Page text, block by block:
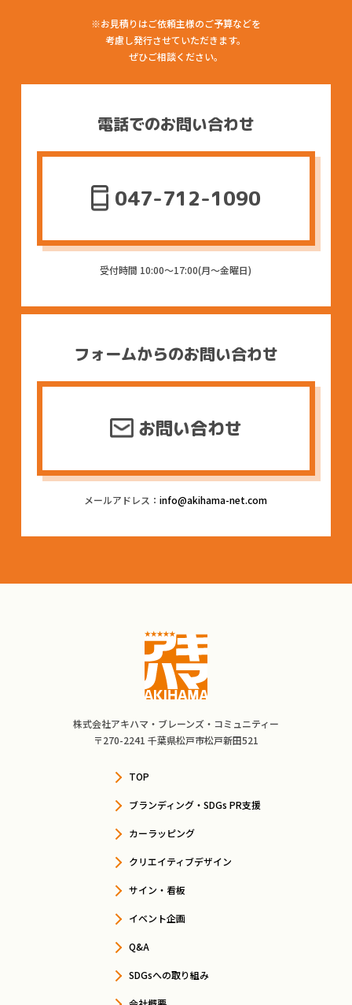
※お見積りはご依頼主様のご予算などを
考慮し発行させていただきます。
ぜひご相談ください。
電話でのお問い合わせ
047-712-1090
受付時間 10:00〜17:00(月〜金曜日)
フォームからのお問い合わせ
お問い合わせ
メールアドレス：info@akihama-net.com
株式会社アキハマ・ブレーンズ・コミュニティー
〒270-2241 千葉県松戸市松戸新田521
TOP
ブランディング・SDGs PR支援
カーラッピング
クリエイティブデザイン
サイン・看板
イベント企画
Q&A
SDGsへの取り組み